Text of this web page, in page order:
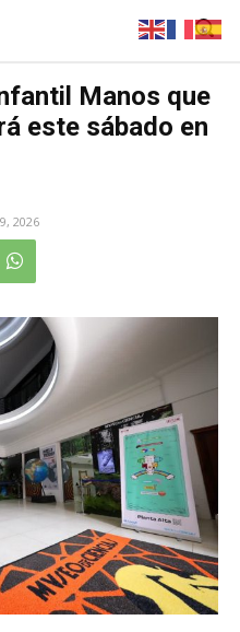
Manos que
este sábado en
2026